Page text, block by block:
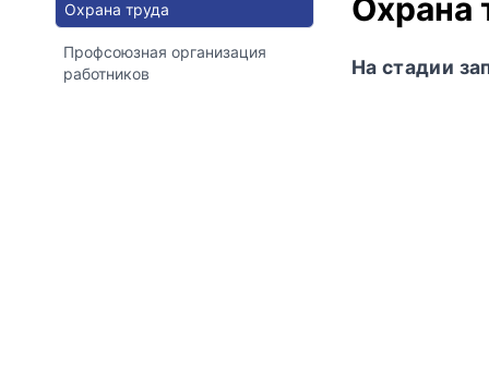
Охрана труда
Профсоюзная организация
работников
Охрана
На стадии